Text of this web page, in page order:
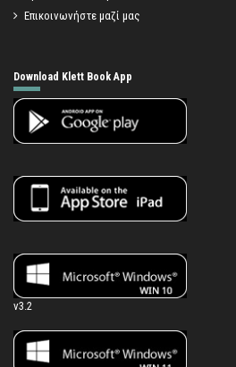
Επικοινωνήστε μαζί μας
Download Klett Book App
v3.2